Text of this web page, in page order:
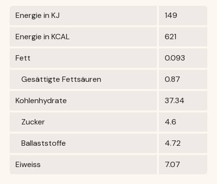
Energie in KJ 149
Energie in KCAL 621
Fett 0.093
Gesättigte Fettsäuren 0.87
Kohlenhydrate 37.34
Zucker 4.6
Ballaststoffe 4.72
Eiweiss 7.07